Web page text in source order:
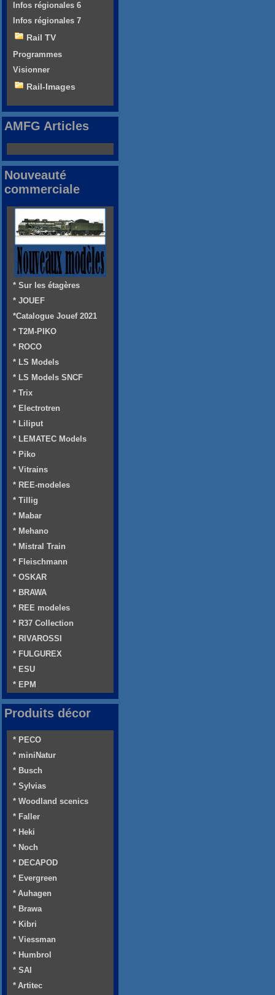
Infos régionales 6
Infos régionales 7
Rail TV
Programmes
Visionner
Rail-Images
AMFG Articles
Nouveauté
commerciale
* Sur les étagères
* JOUEF
*Catalogue Jouef 2021
* T2M-PIKO
* ROCO
* LS Models
* LS Models SNCF
* Trix
* Electrotren
* Liliput
* LEMATEC Models
* Piko
* Vitrains
* REE-modeles
* Tillig
* Mabar
* Mehano
* Mistral Train
* Fleischmann
* OSKAR
* BRAWA
* REE modeles
* R37 Collection
* RIVAROSSI
* FULGUREX
* ESU
* EPM
Produits décor
* PECO
* miniNatur
* Busch
* Sylvias
* Woodland scenics
* Faller
* Heki
* Noch
* DECAPOD
* Evergreen
* Auhagen
* Brawa
* Kibri
* Viessman
* Humbrol
* SAI
* Artitec